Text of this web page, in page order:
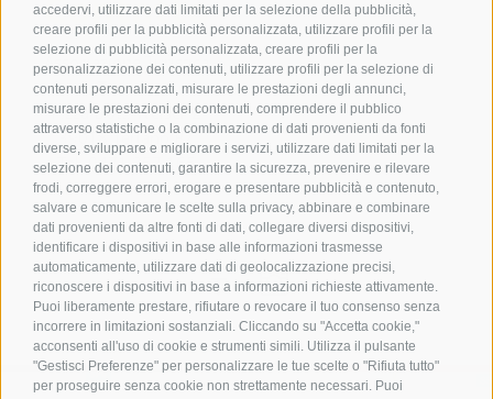
accedervi, utilizzare dati limitati per la selezione della pubblicità,
creare profili per la pubblicità personalizzata, utilizzare profili per la
selezione di pubblicità personalizzata, creare profili per la
personalizzazione dei contenuti, utilizzare profili per la selezione di
contenuti personalizzati, misurare le prestazioni degli annunci,
misurare le prestazioni dei contenuti, comprendere il pubblico
attraverso statistiche o la combinazione di dati provenienti da fonti
diverse, sviluppare e migliorare i servizi, utilizzare dati limitati per la
selezione dei contenuti, garantire la sicurezza, prevenire e rilevare
frodi, correggere errori, erogare e presentare pubblicità e contenuto,
salvare e comunicare le scelte sulla privacy, abbinare e combinare
dati provenienti da altre fonti di dati, collegare diversi dispositivi,
identificare i dispositivi in base alle informazioni trasmesse
automaticamente, utilizzare dati di geolocalizzazione precisi,
riconoscere i dispositivi in base a informazioni richieste attivamente.
Puoi liberamente prestare, rifiutare o revocare il tuo consenso senza
incorrere in limitazioni sostanziali. Cliccando su "Accetta cookie,"
acconsenti all'uso di cookie e strumenti simili. Utilizza il pulsante
"Gestisci Preferenze" per personalizzare le tue scelte o "Rifiuta tutto"
per proseguire senza cookie non strettamente necessari. Puoi
Associazione Turistica
Terlano
P.zza Dott. Weiser 2
39018 Terlano BZ
Tel. 0471 257 165
info@terlan.info